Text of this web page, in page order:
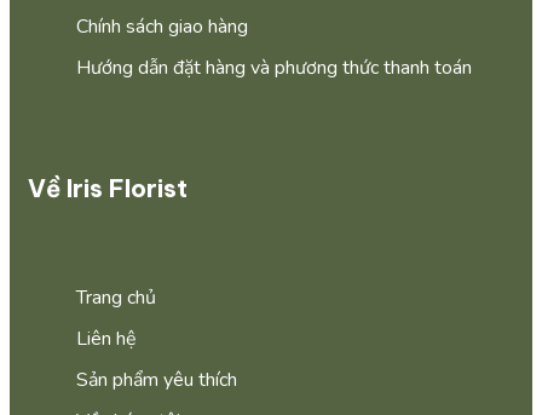
Chính sách giao hàng
Hướng dẫn đặt hàng và phương thức thanh toán
Về Iris Florist
Trang chủ
Liên hệ
Sản phẩm yêu thích